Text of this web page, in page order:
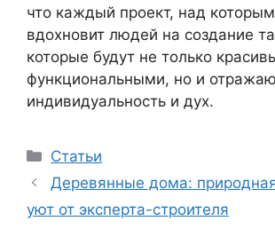
что каждый проект, над
вдохновит людей на создание
которые будут не только
функциональными, но и
индивидуальность и дух.
Рубрики
Статьи
Деревянные дома:
уют от эксперта-строителя